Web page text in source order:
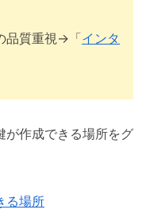
品質重視→「インタ
が作成できる場所をグ
る場所